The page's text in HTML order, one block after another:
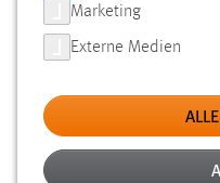
FILTER
Typ
Erstellungsdatum
Marketing
Externe Medien